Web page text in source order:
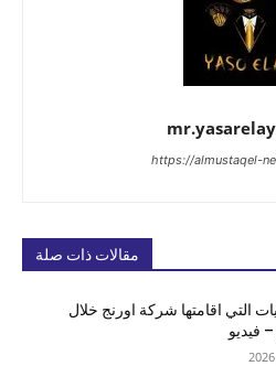
https://almustaqel-
مقالات ذات صلة
التي اقامتها شركة اورنج خلال
فيديو